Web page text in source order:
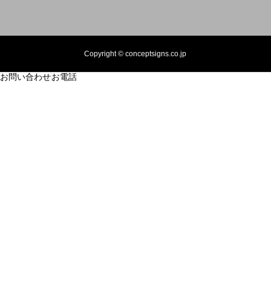
Copyright © conceptsigns.co.jp
お問い合わせお電話